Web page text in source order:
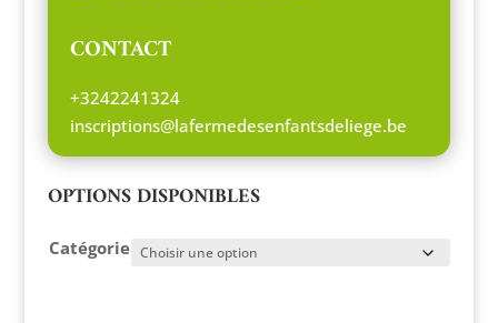
CONTACT
+3242241324
inscriptions@lafermedesenfantsdeliege.be
OPTIONS DISPONIBLES
Catégorie